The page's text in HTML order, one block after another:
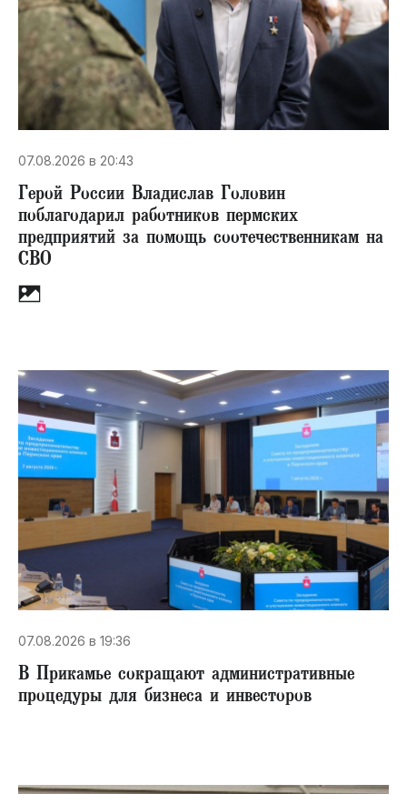
07.08.2026 в 20:43
Герой России Владислав Головин
поблагодарил работников пермских
предприятий за помощь соотечественникам на
СВО
07.08.2026 в 19:36
В Прикамье сокращают административные
процедуры для бизнеса и инвесторов